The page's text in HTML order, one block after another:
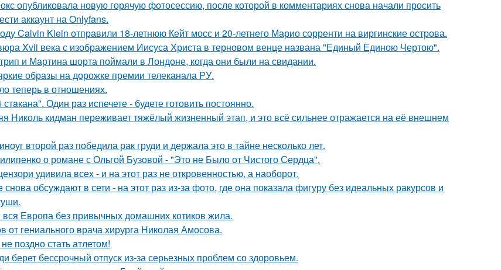
опубликовала новую горячую фотосессию, после которой в комментариях снова начали просить
аккаунт на Onlyfans.
Calvin Klein отправили 18-летнюю Кейт мосс и 20-летнего Марио сорренти на виргинские острова.
Xvii века с изображением Иисуса Христа в терновом венце названа "Единый Единою Чертою".
и Мартина шорта поймали в Лондоне, когда они были на свидании.
образы на дорожке премии телеканала РУ.
теперь в отношениях.
Один раз испечете - будете готовить постоянно.
Николь кидман переживает тяжёлый жизненный этап, и это всё сильнее отражается на её внешнем
второй раз победила рак груди и держала это в тайне несколько лет.
о романе с Ольгой Бузовой - "Это не Было от Чистого Сердца".
удивила всех - и на этот раз не откровенностью, а наоборот.
снова обсуждают в сети - на этот раз из-за фото, где она показала фигуру без идеальных ракурсов и
вся Европа без привычных домашних котиков жила.
от гениального врача хирурга Николая Амосова.
поздно стать атлетом!
берет бессрочный отпуск из-за серьезных проблем со здоровьем.